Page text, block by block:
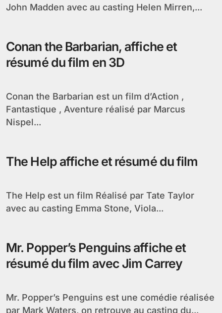
John Madden avec au casting Helen Mirren,...
Conan the Barbarian, affiche et
résumé du film en 3D
Conan the Barbarian est un film d’Action ,
Fantastique , Aventure réalisé par Marcus
Nispel...
The Help affiche et résumé du film
The Help est un film Réalisé par Tate Taylor
avec au casting Emma Stone, Viola...
Mr. Popper’s Penguins affiche et
résumé du film avec Jim Carrey
Mr. Popper’s Penguins est une comédie réalisée
par Mark Waters, on retrouve au casting du...